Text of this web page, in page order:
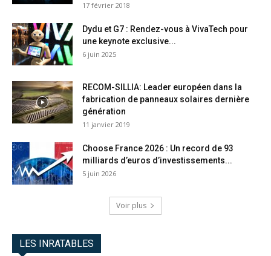
17 février 2018
Dydu et G7 : Rendez-vous à VivaTech pour
une keynote exclusive...
6 juin 2025
RECOM-SILLIA: Leader européen dans la
fabrication de panneaux solaires dernière
génération
11 janvier 2019
Choose France 2026 : Un record de 93
milliards d’euros d’investissements...
5 juin 2026
Voir plus
LES INRATABLES